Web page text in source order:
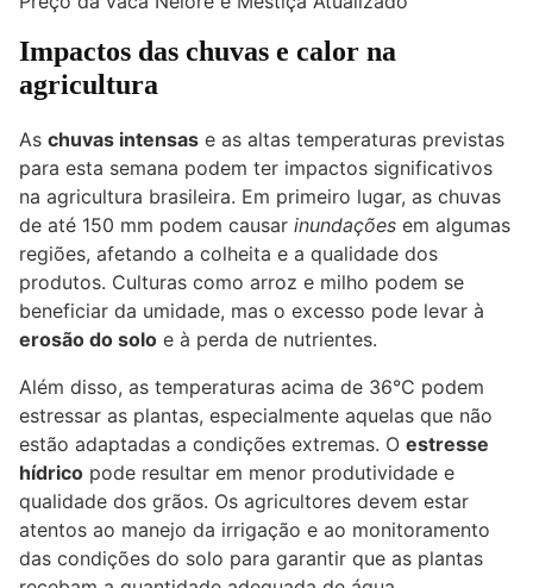
Impactos das chuvas e calor na
agricultura
As chuvas intensas e as altas temperaturas previstas
para esta semana podem ter impactos significativos
na agricultura brasileira. Em primeiro lugar, as chuvas
de até 150 mm podem causar inundações em algumas
regiões, afetando a colheita e a qualidade dos
produtos. Culturas como arroz e milho podem se
beneficiar da umidade, mas o excesso pode levar à
erosão do solo e à perda de nutrientes.
Além disso, as temperaturas acima de 36°C podem
estressar as plantas, especialmente aquelas que não
estão adaptadas a condições extremas. O estresse
hídrico pode resultar em menor produtividade e
qualidade dos grãos. Os agricultores devem estar
atentos ao manejo da irrigação e ao monitoramento
das condições do solo para garantir que as plantas